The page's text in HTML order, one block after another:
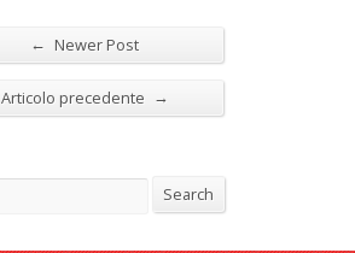
← Newer Post
Articolo precedente →
Search